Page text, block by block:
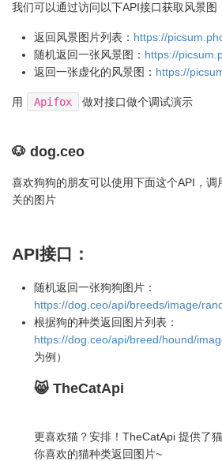
我们可以通过访问以下API接口获取风景图
返回风景图片列表： https://
随机返回一张风景图： https://
返回一张虚化的风景图： https://
用 Apifox 做对接口做个调试演示
🐶 dog.ceo
喜欢狗狗的朋友可以使用下面这个API，调
关的图片
API接口：
随机返回一张狗狗图片：
https://dog.ceo/api/breeds/image/
根据狗的种类返回图片列表：
https://dog.ceo/api/breed/hound/
为例）
😸 TheCatApi
更喜欢猫？安排！TheCatApi 提供了
你喜欢的猫种类返回图片~